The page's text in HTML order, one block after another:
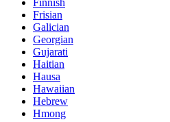
Finnish
Frisian
Galician
Georgian
Gujarati
Haitian
Hausa
Hawaiian
Hebrew
Hmong